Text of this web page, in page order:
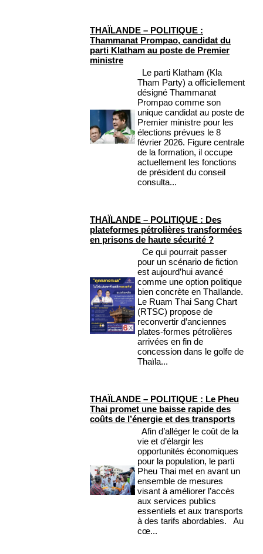
THAÏLANDE – POLITIQUE :
Thammanat Prompao, candidat du
parti Klatham au poste de Premier
ministre
Le parti Klatham (Kla
Tham Party) a officiellement
désigné Thammanat
Prompao comme son
unique candidat au poste de
Premier ministre pour les
élections prévues le 8
février 2026. Figure centrale
de la formation, il occupe
actuellement les fonctions
de président du conseil
consulta...
THAÏLANDE – POLITIQUE : Des
plateformes pétrolières transformées
en prisons de haute sécurité ?
Ce qui pourrait passer
pour un scénario de fiction
est aujourd’hui avancé
comme une option politique
bien concrète en Thaïlande.
Le Ruam Thai Sang Chart
(RTSC) propose de
reconvertir d’anciennes
plates-formes pétrolières
arrivées en fin de
concession dans le golfe de
Thaïla...
THAÏLANDE – POLITIQUE : Le Pheu
Thai promet une baisse rapide des
coûts de l’énergie et des transports
Afin d’alléger le coût de la
vie et d’élargir les
opportunités économiques
pour la population, le parti
Pheu Thai met en avant un
ensemble de mesures
visant à améliorer l’accès
aux services publics
essentiels et aux transports
à des tarifs abordables. Au
cœ...